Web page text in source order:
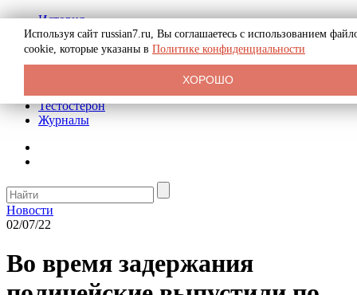
История
Биография
Криминал
Реклама на сайте
Тестостерон
Журналы
Новости
02/07/22
Во время задержания
Используя сайт russian7.ru, Вы соглашаетесь с использованием
cookie, которые указаны в Политике конфиденциальности
ХОРОШО